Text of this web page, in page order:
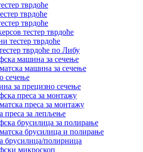
тврдоће
тврдоће
тврдоће
тестер тврдоће
тестер тврдоће
тврдоће по Либу
машина за сечење
машина за сечење
сечење
за прецизно сечење
преса за монтажу
преса за монтажу
преса за лепљење
брусилица за полирање
брусилица и полирање
брусилица/полирница
микроскоп